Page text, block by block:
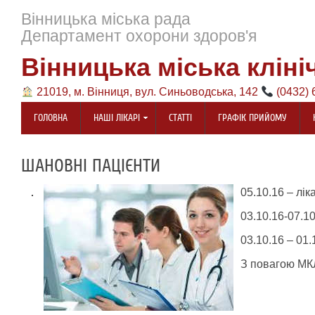
Вінницька міська рада
Департамент охорони здоров'я
Вінницька міська
21019, м. Вінниця, вул. Синьоводська, 142 (0432)
ГОЛОВНА НАШІ ЛІКАРІ СТАТТІ ГРАФІК ПРИЙОМУ
ШАНОВНІ ПАЦІЄНТИ
05.10.16 –
03.10.16-
03.10.16 –
З повагою